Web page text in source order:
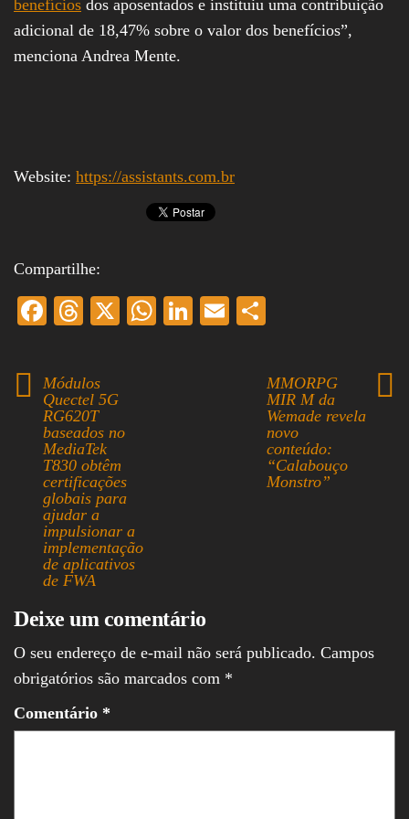
benefícios dos aposentados e instituiu uma contribuição
adicional de 18,47% sobre o valor dos benefícios”,
menciona Andrea Mente.
Website: https://assistants.com.br
Compartilhe:
Fa
bo
ok
T
ea
ds
X
W
Li
E
re
Módulos
Quectel 5G
RG620T
baseados no
MediaTek
T830 obtêm
certificações
globais para
ajudar a
impulsionar a
implementação
de aplicativos
de FWA
MMORPG
MIR M da
Wemade revela
novo
conteúdo:
“Calabouço
Monstro”
Deixe um comentário
O seu endereço de e-mail não será publicado. Campos
obrigatórios são marcados com *
Comentário *